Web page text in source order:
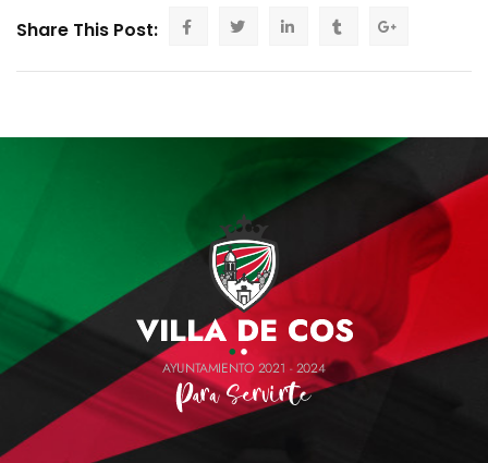
Share This Post: